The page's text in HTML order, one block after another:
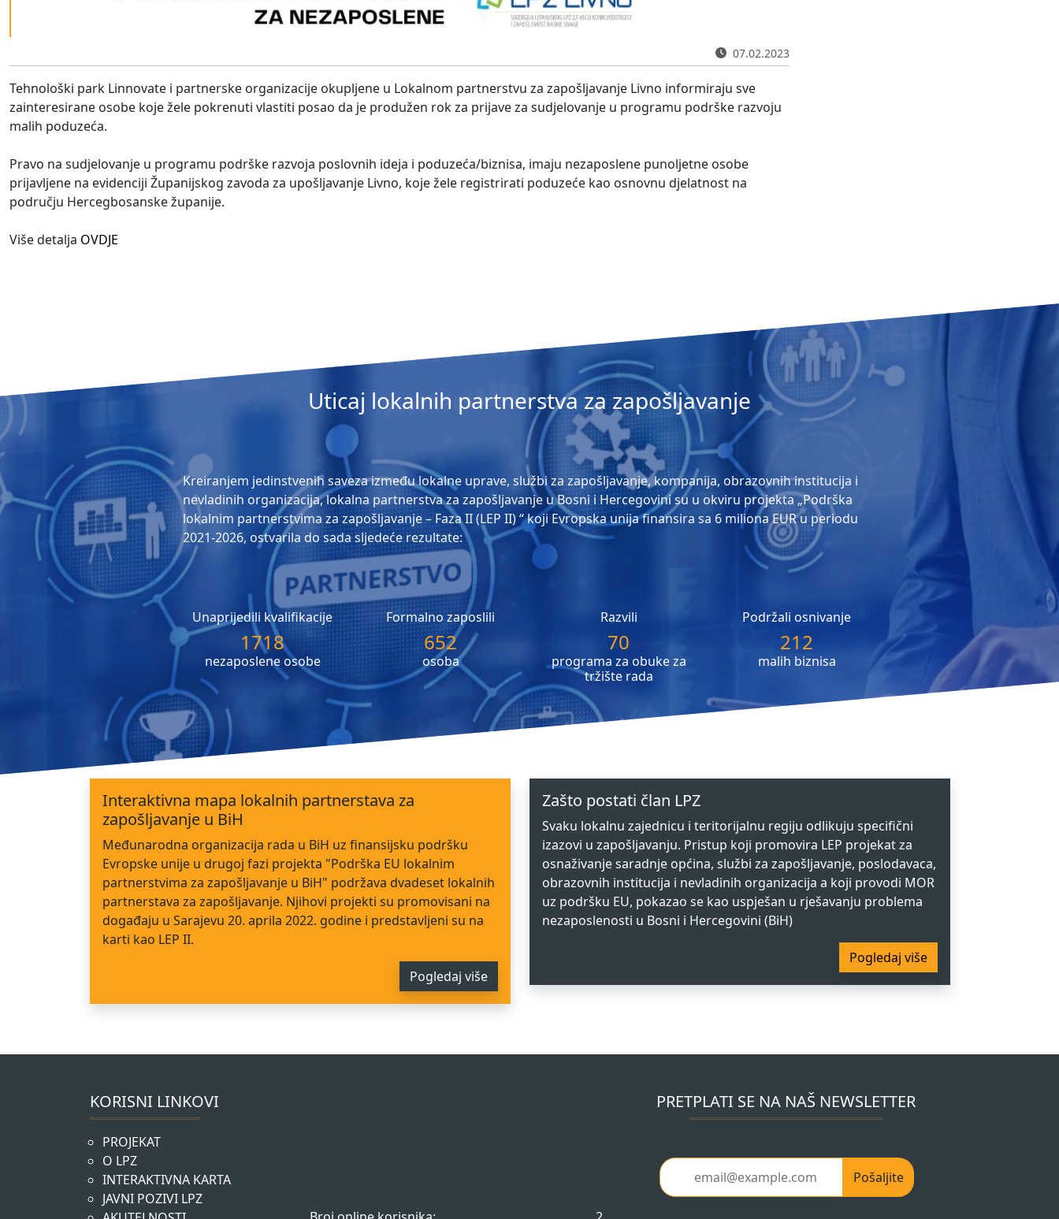
07.02.2023
Tehnološki park Linnovate i partnerske organizacije okupljene u Lokalnom partnerstvu za zapošljavanje Livno informiraju sve
zainteresirane osobe koje žele pokrenuti vlastiti posao da je produžen rok za prijave za sudjelovanje u programu podrške razvoju
malih poduzeća.
Pravo na sudjelovanje u programu podrške razvoja poslovnih ideja i poduzeća/biznisa, imaju nezaposlene punoljetne osobe
prijavljene na evidenciji Županijskog zavoda za upošljavanje Livno, koje žele registrirati poduzeće kao osnovnu djelatnost na
području Hercegbosanske županije.
Više detalja OVDJE
Uticaj lokalnih partnerstva za zapošljavanje
Kreiranjem jedinstvenih saveza između lokalne uprave, službi za zapošljavanje, kompanija, obrazovnih institucija i
nevladinih organizacija, lokalna partnerstva za zapošljavanje u Bosni i Hercegovini su u okviru projekta „Podrška
lokalnim partnerstvima za zapošljavanje – Faza II (LEP II) “ koji Evropska unija finansira sa 6 miliona EUR u periodu
2021-2026, ostvarila do sada sljedeće rezultate:
Unaprijedili kvalifikacije
1718
nezaposlene osobe
Formalno zaposlili
652
osoba
Razvili
70
programa za obuke za
tržište rada
Podržali osnivanje
212
malih biznisa
Interaktivna mapa lokalnih partnerstava za
zapošljavanje u BiH
Međunarodna organizacija rada u BiH uz finansijsku podršku
Evropske unije u drugoj fazi projekta "Podrška EU lokalnim
partnerstvima za zapošljavanje u BiH" podržava dvadeset lokalnih
partnerstava za zapošljavanje. Njihovi projekti su promovisani na
događaju u Sarajevu 20. aprila 2022. godine i predstavljeni su na
karti kao LEP II.
Pogledaj više
Zašto postati član LPZ
Svaku lokalnu zajednicu i teritorijalnu regiju odlikuju specifični
izazovi u zapošljavanju. Pristup koji promovira LEP projekat za
osnaživanje saradnje općina, službi za zapošljavanje, poslodavaca,
obrazovnih institucija i nevladinih organizacija a koji provodi MOR
uz podršku EU, pokazao se kao uspješan u rješavanju problema
nezaposlenosti u Bosni i Hercegovini (BiH)
Pogledaj više
KORISNI LINKOVI
PROJEKAT
O LPZ
INTERAKTIVNA KARTA
JAVNI POZIVI LPZ
PRETPLATI SE NA NAŠ NEWSLETTER
Pošaljite